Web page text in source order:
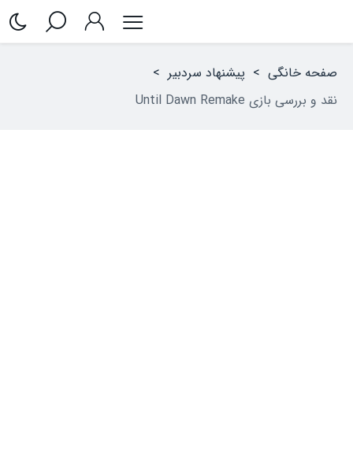
صفحه خانگی > پیشنهاد سردبیر >
نقد و بررسی بازی Until Dawn Remake